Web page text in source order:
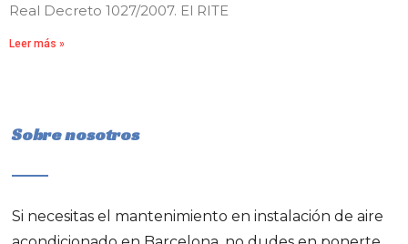
Real Decreto 1027/2007. El RITE
Leer más »
Sobre nosotros
Si necesitas el mantenimiento en instalación de aire